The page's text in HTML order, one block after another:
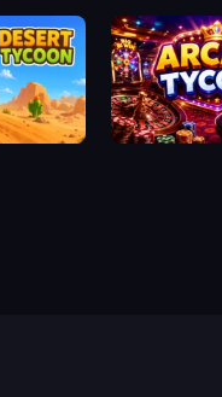
Arcade Tycoon